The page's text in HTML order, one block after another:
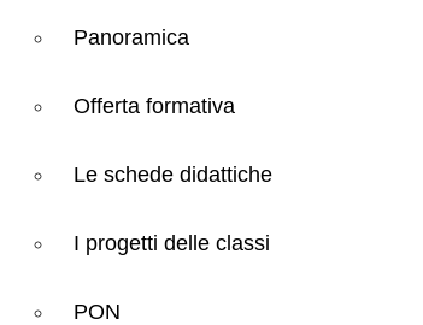
Panoramica
Offerta formativa
Le schede didattiche
I progetti delle classi
PON